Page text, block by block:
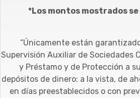
*Los montos mostrados se
“Únicamente están
Supervisión Auxiliar de Sociedades
y Préstamo y de Protección a
depósitos de dinero: a la vista, de
en días preestablecidos o con